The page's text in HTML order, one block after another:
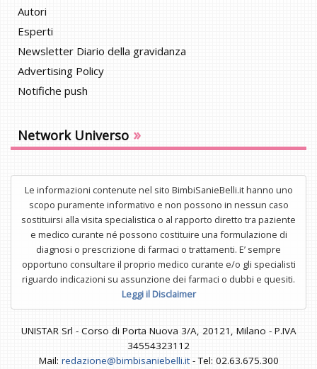
Autori
Esperti
Newsletter Diario della gravidanza
Advertising Policy
Notifiche push
Network Universo »
Le informazioni contenute nel sito BimbiSanieBelli.it hanno uno
scopo puramente informativo e non possono in nessun caso
sostituirsi alla visita specialistica o al rapporto diretto tra paziente
e medico curante né possono costituire una formulazione di
diagnosi o prescrizione di farmaci o trattamenti. E’ sempre
opportuno consultare il proprio medico curante e/o gli specialisti
riguardo indicazioni su assunzione dei farmaci o dubbi e quesiti.
Leggi il Disclaimer
UNISTAR Srl - Corso di Porta Nuova 3/A, 20121, Milano - P.IVA
34554323112
Mail: redazione@bimbisaniebelli.it- Tel: 02.63.675.300